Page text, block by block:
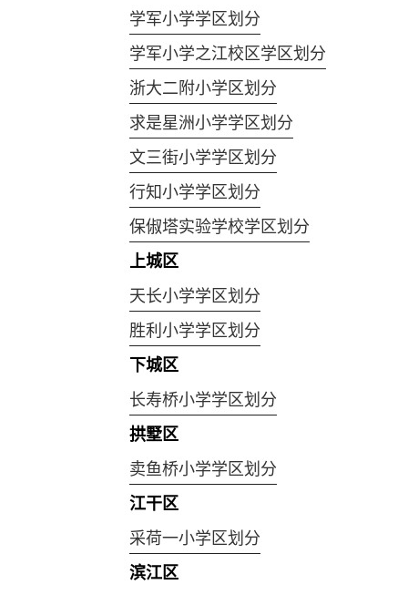
学军小学学区划分
学军小学之江校区学区划分
浙大二附小学区划分
求是星洲小学学区划分
文三街小学学区划分
行知小学学区划分
保俶塔实验学校学区划分
上城区
天长小学学区划分
胜利小学学区划分
下城区
长寿桥小学学区划分
拱墅区
卖鱼桥小学学区划分
江干区
采荷一小学区划分
滨江区